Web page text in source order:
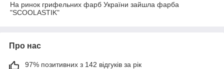
На ринок грифельних фарб України зайшла фарба
"SCOOLASTIK"
Про нас
97% позитивних з 142 відгуків за рік